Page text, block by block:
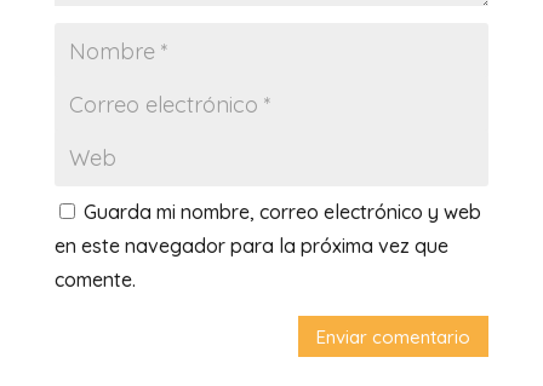
Guarda mi nombre, correo electrónico y web
en este navegador para la próxima vez que
comente.